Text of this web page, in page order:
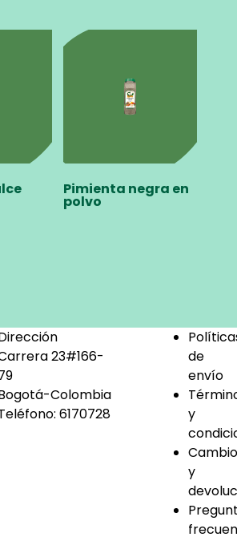
Pimienta negra en
polvo
23#166-
Colombia
6170728
de
envío
y
y